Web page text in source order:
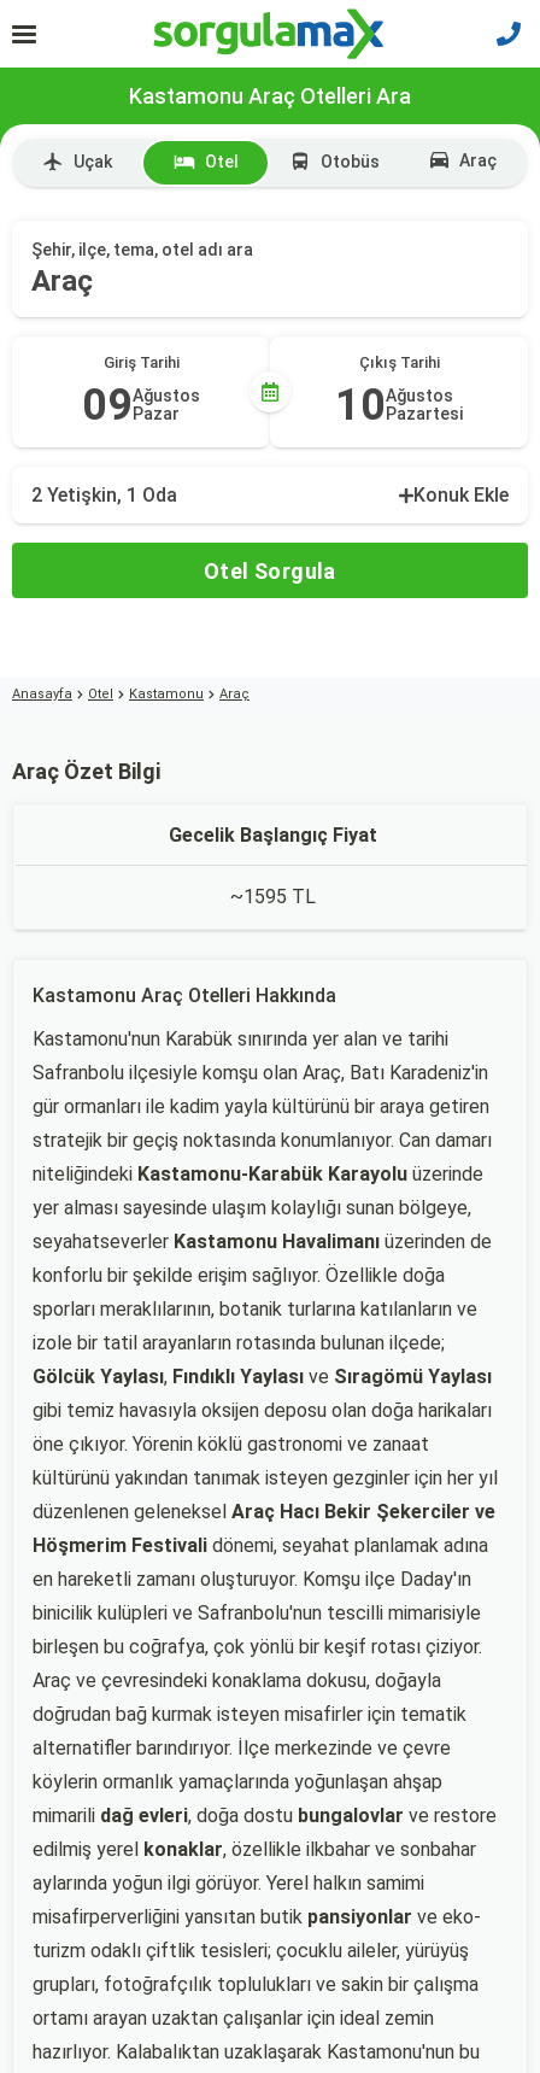
Kastamonu Araç Otelleri Ara
Uçak Otel Otobüs Araç
Şehir, ilçe, tema, otel adı ara
Araç
Giriş Tarihi
09Ağustos
Pazar
Çıkış Tarihi
10Ağustos
Pazartesi
2 Yetişkin, 1 Oda Konuk Ekle
Otel Sorgula
Anasayfa Otel Kastamonu Araç
Araç Özet Bilgi
Gecelik Başlangıç Fiyat
~1595 TL
Kastamonu Araç Otelleri Hakkında
Kastamonu'nun Karabük sınırında yer alan ve tarihi
Safranbolu ilçesiyle komşu olan Araç, Batı Karadeniz'in
gür ormanları ile kadim yayla kültürünü bir araya getiren
stratejik bir geçiş noktasında konumlanıyor. Can damarı
niteliğindeki Kastamonu-Karabük Karayolu üzerinde
yer alması sayesinde ulaşım kolaylığı sunan bölgeye,
seyahatseverler Kastamonu Havalimanı üzerinden de
konforlu bir şekilde erişim sağlıyor. Özellikle doğa
sporları meraklılarının, botanik turlarına katılanların ve
izole bir tatil arayanların rotasında bulunan ilçede;
Gölcük Yaylası, Fındıklı Yaylası ve Sıragömü Yaylası
gibi temiz havasıyla oksijen deposu olan doğa harikaları
öne çıkıyor. Yörenin köklü gastronomi ve zanaat
kültürünü yakından tanımak isteyen gezginler için her yıl
düzenlenen geleneksel Araç Hacı Bekir Şekerciler ve
Höşmerim Festivali dönemi, seyahat planlamak adına
en hareketli zamanı oluşturuyor. Komşu ilçe Daday'ın
binicilik kulüpleri ve Safranbolu'nun tescilli mimarisiyle
birleşen bu coğrafya, çok yönlü bir keşif rotası çiziyor.
Araç ve çevresindeki konaklama dokusu, doğayla
doğrudan bağ kurmak isteyen misafirler için tematik
alternatifler barındırıyor. İlçe merkezinde ve çevre
köylerin ormanlık yamaçlarında yoğunlaşan ahşap
mimarili dağ evleri, doğa dostu bungalovlar ve restore
edilmiş yerel konaklar, özellikle ilkbahar ve sonbahar
aylarında yoğun ilgi görüyor. Yerel halkın samimi
misafirperverliğini yansıtan butik pansiyonlar ve eko-
turizm odaklı çiftlik tesisleri; çocuklu aileler, yürüyüş
grupları, fotoğrafçılık toplulukları ve sakin bir çalışma
ortamı arayan uzaktan çalışanlar için ideal zemin
hazırlıyor. Kalabalıktan uzaklaşarak Kastamonu'nun bu